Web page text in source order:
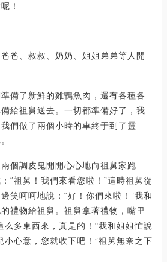
！
爸、叔叔、奶奶、姐姐弟弟等人開
備了新鮮的雞鴨魚肉，還有各種各
給祖舅送去。一切都準備好了，我
們做了兩個小時的車終于到了靈
個調皮鬼開開心心地向祖舅家跑
“祖舅！我們來看您啦！”這時祖舅從
笑呵呵地說：“好！你們來啦！”我和
禮物給祖舅。祖舅拿著禮物，嘴里
么多東西來，真是的！"我和姐姐忙說
小心意，您就收下吧！”祖舅無奈之下